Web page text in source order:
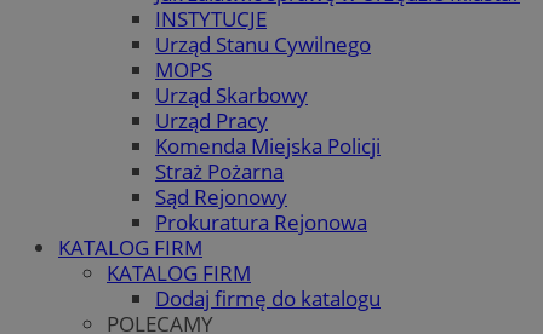
INSTYTUCJE
Urząd Stanu Cywilnego
MOPS
Urząd Skarbowy
Urząd Pracy
Komenda Miejska Policji
Straż Pożarna
Sąd Rejonowy
Prokuratura Rejonowa
KATALOG FIRM
KATALOG FIRM
Dodaj firmę do katalogu
POLECAMY